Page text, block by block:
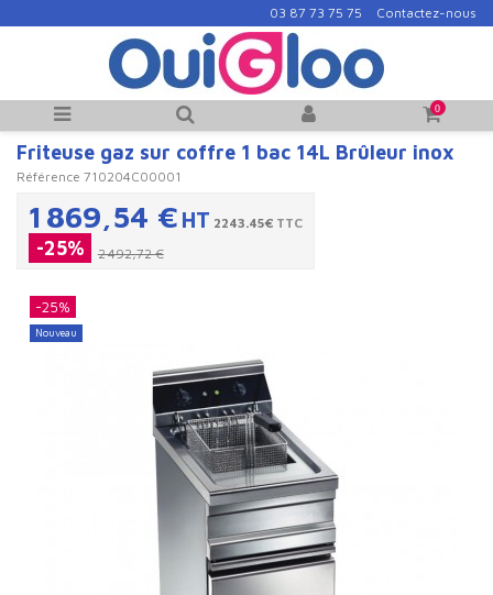
03 87 73 75 75 Contactez-nous
0
Friteuse gaz sur coffre 1 bac 14L Brûleur inox
Référence 710204C00001
1 869,54 € HT 2243.45€ TTC
-25% 2 492,72 €
-25%
Nouveau